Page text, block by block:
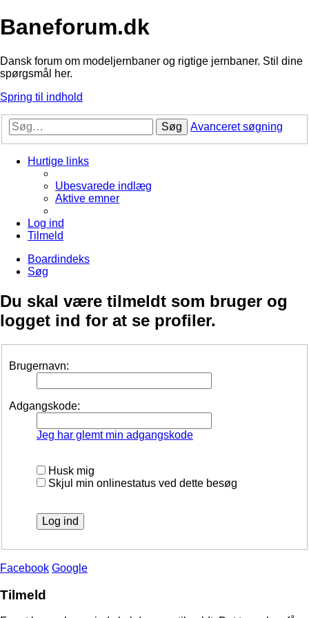
Baneforum.dk
Dansk forum om modeljernbaner og rigtige jernbaner. Stil dine
spørgsmål her.
Spring til indhold
Søg Avanceret søgning
Hurtige links
Ubesvarede indlæg
Aktive emner
Log ind
Tilmeld
Boardindeks
Søg
Du skal være tilmeldt som bruger og
logget ind for at se profiler.
Brugernavn:
Adgangskode:
Jeg har glemt min adgangskode
Husk mig
Skjul min onlinestatus ved dette besøg
Facebook Google
Tilmeld